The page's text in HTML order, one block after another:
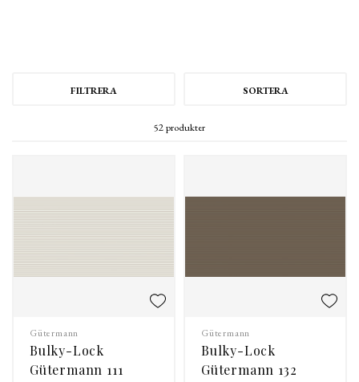
FILTRERA SORTERA
52 produkter
Gütermann
Bulky-Lock
Gütermann 111
Gütermann
Bulky-Lock
Gütermann 132